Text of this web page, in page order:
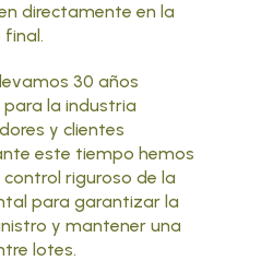
directamente en la
30 años
para la industria
y clientes
este tiempo hemos
riguroso de la
para garantizar la
y mantener una
lotes.